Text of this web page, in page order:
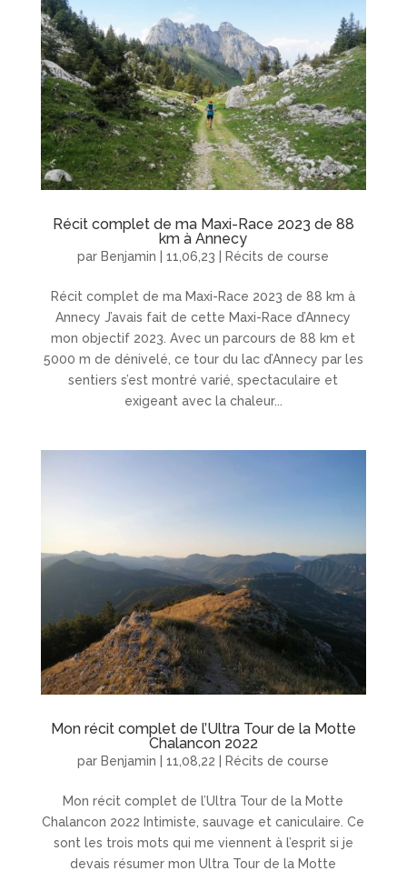
Récit complet de ma Maxi-Race 2023 de 88
km à Annecy
par Benjamin |11,06,23 Récits de course
Récit complet de ma Maxi-Race 2023 de 88 km à
Annecy J’avais fait de cette Maxi-Race d’Annecy
mon objectif 2023. Avec un parcours de 88 km et
5000 m de dénivelé, ce tour du lac d’Annecy par les
sentiers s’est montré varié, spectaculaire et
exigeant avec la chaleur...
Mon récit complet de l’Ultra Tour de la Motte
Chalancon 2022
par Benjamin |11,08,22 Récits de course
Mon récit complet de l’Ultra Tour de la Motte
Chalancon 2022 Intimiste, sauvage et caniculaire. Ce
sont les trois mots qui me viennent à l’esprit si je
devais résumer mon Ultra Tour de la Motte